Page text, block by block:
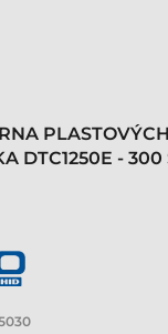
DTC1250E -